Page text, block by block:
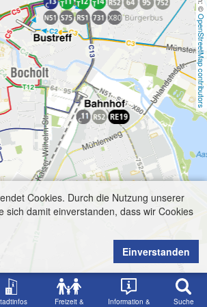
OpenStreetMap contributors
Freizeit &
Information &
Suche
Cookies. Durch die Nutzung unserer
sich damit einverstanden, dass wir Cookies
Einverstanden